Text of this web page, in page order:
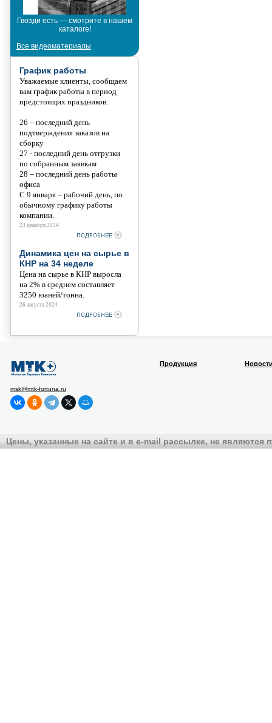
Гвозди есть — смотрите в нашем
каталоге!
Все видеоматериалы
График работы
Уважаемые клиенты, сообщаем
вам график работы в период
предстоящих праздников:
26 – последний день
подтверждения заказов на
сборку
27 - последний день отгрузки
по собранным заявкам
28 – последний день работы
офиса
С 9 января – рабочий день, по
обычному графику работы
компании.
23 декабря 2024
Динамика цен на сырье в
КНР на 34 неделе
Цена на сырье в КНР выросла
на 2% в среднем составляет
3250 юаней/тонна.
26 августа 2024
msk@mtk-fortuna.ru
Продукция
Цены, указанные на сайте и в e-mail рассылке, не являются